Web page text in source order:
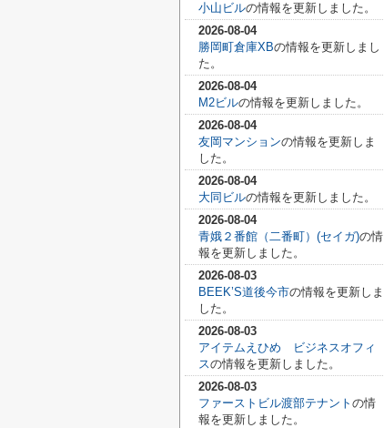
小山ビルの情報を更新しました。
2026-08-04
勝岡町倉庫XBの情報を更新しまし
た。
2026-08-04
M2ビルの情報を更新しました。
2026-08-04
友岡マンションの情報を更新しま
した。
2026-08-04
大同ビルの情報を更新しました。
2026-08-04
青娥２番館（二番町）(セイガ)の情
報を更新しました。
2026-08-03
BEEK’S道後今市の情報を更新しま
した。
2026-08-03
アイテムえひめ ビジネスオフィ
スの情報を更新しました。
2026-08-03
ファーストビル渡部テナント の情
報を更新しました。